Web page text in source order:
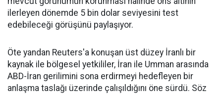
ilerleyen dönemde 5 bin dolar seviyesini test
edebileceği görüşünü paylaşıyor.
Öte yandan Reuters'a konuşan üst düzey İranlı bir
kaynak ile bölgesel yetkililer, İran ile Umman arasında
ABD-İran gerilimini sona erdirmeyi hedefleyen bir
anlaşma taslağı üzerinde çalışıldığını öne sürdü. Söz